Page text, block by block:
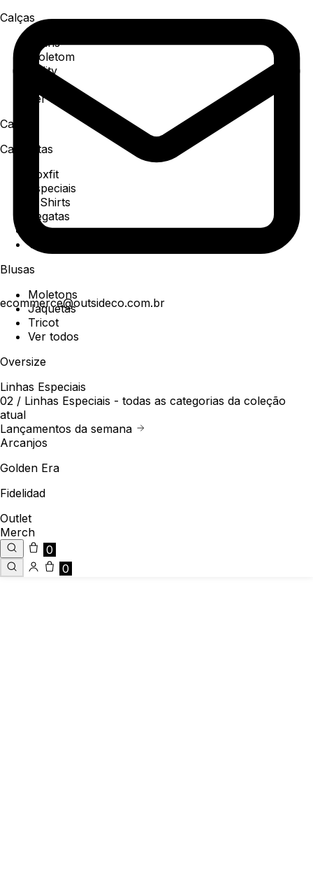
ecommerce@outsideco.com.br
Calças
Jeans
Moletom
Utility
Ver todos
Camisa
Camisetas
Boxfit
Especiais
T-Shirts
Regatas
Polo
Ver todos
Blusas
Moletons
Jaquetas
Tricot
Ver todos
Oversize
Linhas Especiais
02 / Linhas Especiais - todas as categorias da coleção
atual
Lançamentos da semana
Arcanjos
Golden Era
Fidelidad
Outlet
Merch
0
0